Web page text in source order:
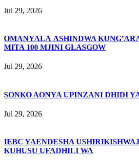
Jul 29, 2026
OMANYALA ASHINDWA
MITA 100 MJINI GLASGOW
Jul 29, 2026
SONKO AONYA UPINZANI DHIDI
Jul 29, 2026
IEBC YAENDESHA
KUHUSU UFADHILI WA